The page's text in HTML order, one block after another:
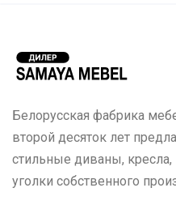
Белорусская фабрика
второй десяток лет
стильные диваны,
уголки собственного